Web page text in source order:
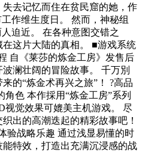
去记忆而住在贫民窟的她，作
作维生度日。 然而，神秘组
迫近。 在各种意图交错之
这片大陆的真相。 ■游戏系统
自《莱莎的炼金工房》发售后
澜壮阔的冒险故事。 千万別
的“炼金术再兴之旅”！ ?高品
色 本作採用“炼金工房”系列
视觉效果可媲美主机游戏。 尽
出的高潮迭起的精彩故事吧！
验战略乐趣 通过浅显易懂的时
特效，打造出充满沉浸感的战